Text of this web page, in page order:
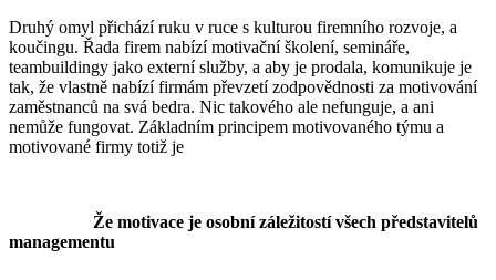
Druhý omyl přichází ruku v ruce s kulturou firemního rozvoje, a
koučingu. Řada firem nabízí motivační školení, semináře,
teambuildingy jako externí služby, a aby je prodala, komunikuje je
tak, že vlastně nabízí firmám převzetí zodpovědnosti za motivování
zaměstnanců na svá bedra. Nic takového ale nefunguje, a ani
nemůže fungovat. Základním principem motivovaného týmu a
motivované firmy totiž je
Že motivace je osobní záležitostí všech představitelů
managementu